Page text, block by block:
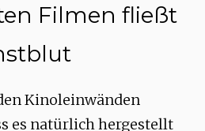
Filmen fließt
Kinoleinwänden
es natürlich hergestellt